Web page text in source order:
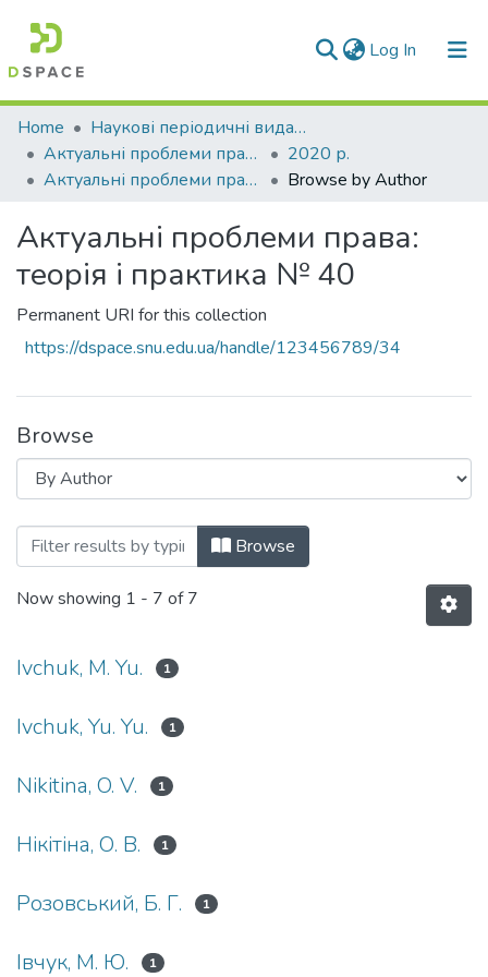
Log In (current)
Communities & Collections
All of DSpace
Home
Наукові періодичні видання СНУ ім. В. Даля
Актуальні проблеми права: теорія і практика
2020 р.
Актуальні проблеми права: теорія і практика № 40
Browse by Author
Актуальні проблеми права:
теорія і практика № 40
Permanent URI for this collection
https://dspace.snu.edu.ua/handle/123456789/34
Browse
Browsing Актуальні проблеми права:
Browse
Now showing 1 - 7 of 7
Ivchuk, M. Yu. 1
Ivchuk, Yu. Yu. 1
Nikitina, O. V. 1
Нікітіна, О. В. 1
Розовський, Б. Г. 1
Івчук, М. Ю. 1